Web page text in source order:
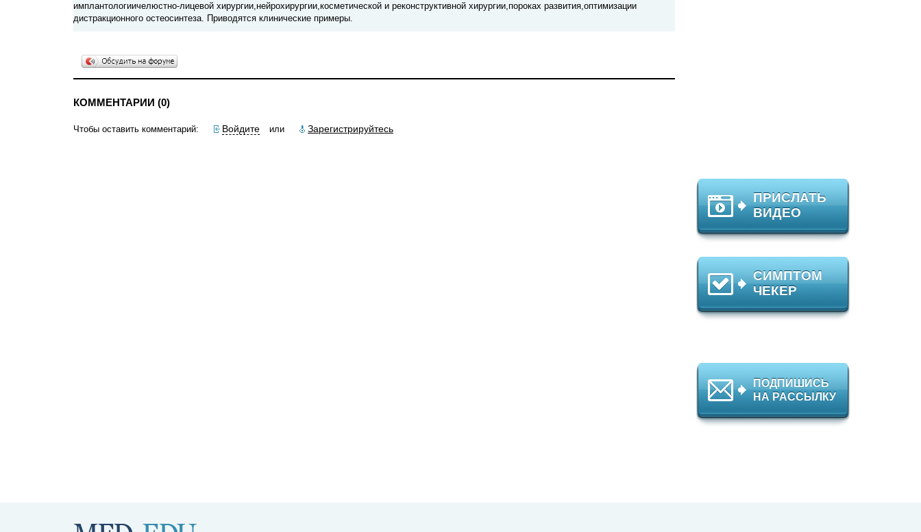
ПРИСЛАТЬ
ВИДЕО
СИМПТОМ
ЧЕКЕР
ПОДПИШИСЬ
НА РАССЫЛКУ
имплантологиичелюстно-лицевой хирургии,нейрохирургии,косметической и реконструктивной хирургии,пороках развития,оптимизации
дистракционного остеосинтеза. Приводятся клинические примеры.
КОММЕНТАРИИ (0)
Чтобы оставить комментарий: Войдите или Зарегистрируйтесь